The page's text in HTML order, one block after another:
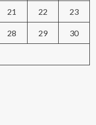
21 22 23
28 29 30